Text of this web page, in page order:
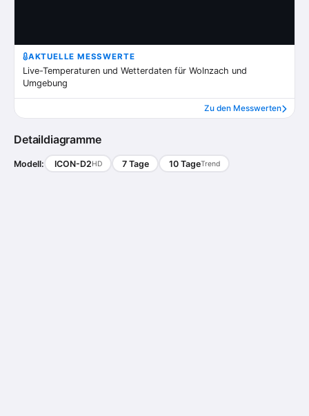
AKTUELLE MESSWERTE
Live-Temperaturen und Wetterdaten für Wolnzach und
Umgebung
Zu den Messwerten
Detaildiagramme
Modell: ICON-D2HD 7 Tage 10 TageTrend